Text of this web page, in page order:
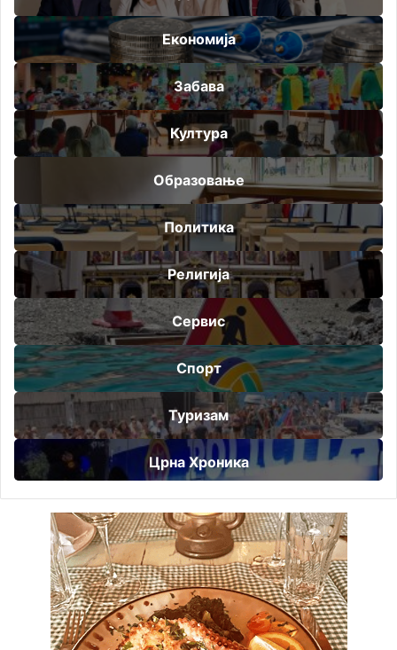
Економија
Забава
Култура
Образовање
Политика
Религија
Сервис
Спорт
Туризам
Црна Хроника